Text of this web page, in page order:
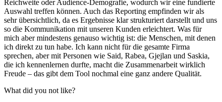
Reichweite oder Audience-Demografie, wodurch wir eine fundierte
Auswahl treffen können. Auch das Reporting empfinden wir als
sehr übersichtlich, da es Ergebnisse klar strukturiert darstellt und uns
so die Kommunikation mit unseren Kunden erleichtert. Was für
mich aber mindestens genauso wichtig ist: die Menschen, mit denen
ich direkt zu tun habe. Ich kann nicht für die gesamte Firma
sprechen, aber mit Personen wie Said, Rabea, Gjejlan und Saskia,
die ich kennenlernen durfte, macht die Zusammenarbeit wirklich
Freude – das gibt dem Tool nochmal eine ganz andere Qualität.
What did you not like?